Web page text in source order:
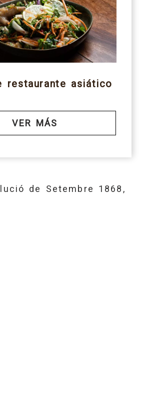
restaurante asiático
VER MÁS
de Setembre 1868,